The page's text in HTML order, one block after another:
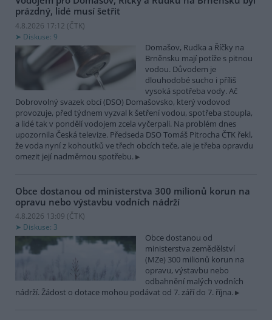
prázdný, lidé musí šetřit
4.8.2026 17:12 (ČTK)
Diskuse: 9
Domašov, Rudka a Říčky na
Brněnsku mají potíže s pitnou
vodou. Důvodem je
dlouhodobé sucho i příliš
vysoká spotřeba vody. Ač
Dobrovolný svazek obcí (DSO) Domašovsko, který vodovod
provozuje, před týdnem vyzval k šetření vodou, spotřeba stoupla,
a lidé tak v pondělí vodojem zcela vyčerpali. Na problém dnes
upozornila Česká televize. Předseda DSO Tomáš Pitrocha ČTK řekl,
že voda nyní z kohoutků ve třech obcích teče, ale je třeba opravdu
omezit její nadměrnou spotřebu.
Obce dostanou od ministerstva 300 milionů korun na
opravu nebo výstavbu vodních nádrží
4.8.2026 13:09 (ČTK)
Diskuse: 3
Obce dostanou od
ministerstva zemědělství
(MZe) 300 milionů korun na
opravu, výstavbu nebo
odbahnění malých vodních
nádrží. Žádost o dotace mohou podávat od 7. září do 7. října.